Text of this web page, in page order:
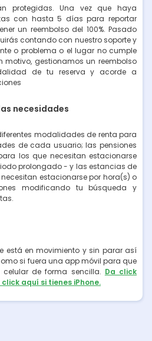
protegidas. Una vez que haya
con hasta 5 días para reportar
un reembolso del 100%. Pasado
contando con nuestro soporte y
o problema o el lugar no cumple
motivo, gestionamos un reembolso
de tu reserva y acorde a
necesidades
modalidades de renta para
de cada usuario; las pensiones
los que necesitan estacionarse
prolongado - y las estancias de
estacionarse por hora(s) o
modificando tu búsqueda y
está en movimiento y sin parar así
si fuera una app móvil para que
de forma sencilla. Da click
click aquí si tienes iPhone.